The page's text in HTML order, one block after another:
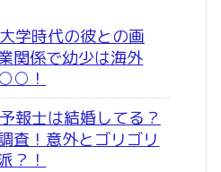
学時代の彼との画
関係で幼少は海外
！
報士は結婚してる？
査！意外とゴリゴリ
？！